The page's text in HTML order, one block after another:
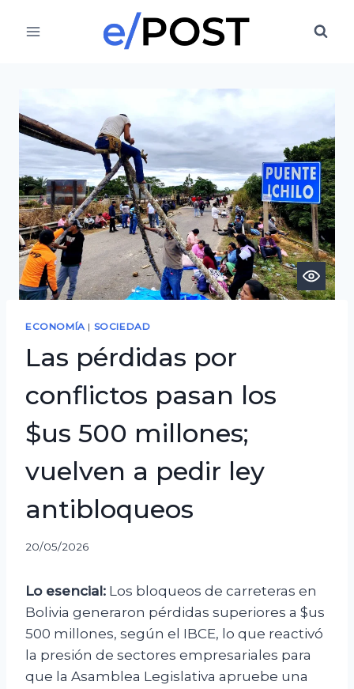
ECONOMÍA | SOCIEDAD
Las pérdidas por
conflictos pasan los
$us 500 millones;
vuelven a pedir ley
antibloqueos
20/05/2026
Lo esencial: Los bloqueos de carreteras en
Bolivia generaron pérdidas superiores a $us
500 millones, según el IBCE, lo que reactivó
la presión de sectores empresariales para
que la Asamblea Legislativa apruebe una